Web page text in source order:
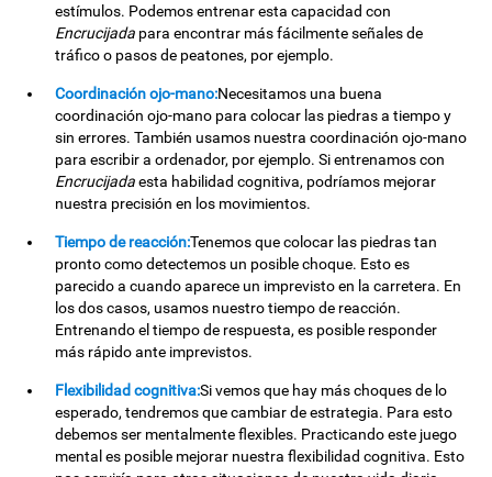
estímulos. Podemos entrenar esta capacidad con
Encrucijada para encontrar más fácilmente señales de
tráfico o pasos de peatones, por ejemplo.
Coordinación ojo-mano:Necesitamos una buena
coordinación ojo-mano para colocar las piedras a tiempo y
sin errores. También usamos nuestra coordinación ojo-mano
para escribir a ordenador, por ejemplo. Si entrenamos con
Encrucijadaesta habilidad cognitiva, podríamos mejorar
nuestra precisión en los movimientos.
Tiempo de reacción:Tenemos que colocar las piedras tan
pronto como detectemos un posible choque. Esto es
parecido a cuando aparece un imprevisto en la carretera. En
los dos casos, usamos nuestro tiempo de reacción.
Entrenando el tiempo de respuesta, es posible responder
más rápido ante imprevistos.
Flexibilidad cognitiva:Si vemos que hay más choques de lo
esperado, tendremos que cambiar de estrategia. Para esto
debemos ser mentalmente flexibles. Practicando este juego
mental es posible mejorar nuestra flexibilidad cognitiva. Esto